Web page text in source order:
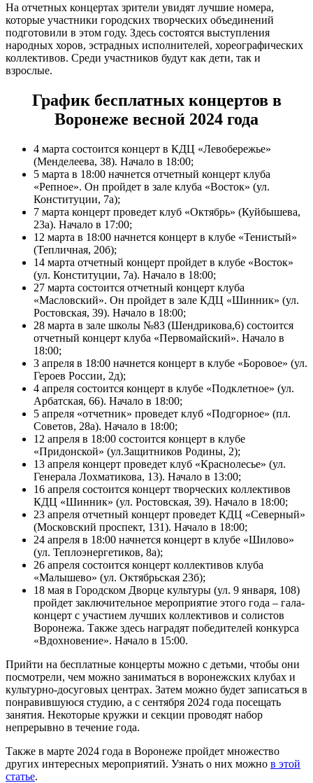
На отчетных концертах зрители увидят лучшие номера,
которые участники городских творческих объединений
подготовили в этом году. Здесь состоятся выступления
народных хоров, эстрадных исполнителей, хореографических
коллективов. Среди участников будут как дети, так и
взрослые.
График бесплатных концертов в
Воронеже весной 2024 года
4 марта состоится концерт в КДЦ «Левобережье»
(Менделеева, 38). Начало в 18:00;
5 марта в 18:00 начнется отчетный концерт клуба
«Репное». Он пройдет в зале клуба «Восток» (ул.
Конституции, 7а);
7 марта концерт проведет клуб «Октябрь» (Куйбышева,
23а). Начало в 17:00;
12 марта в 18:00 начнется концерт в клубе «Тенистый»
(Тепличная, 20б);
14 марта отчетный концерт пройдет в клубе «Восток»
(ул. Конституции, 7а). Начало в 18:00;
27 марта состоится отчетный концерт клуба
«Масловский». Он пройдет в зале КДЦ «Шинник» (ул.
Ростовская, 39). Начало в 18:00;
28 марта в зале школы №83 (Шендрикова,6) состоится
отчетный концерт клуба «Первомайский». Начало в
18:00;
3 апреля в 18:00 начнется концерт в клубе «Боровое» (ул.
Героев России, 2д);
4 апреля состоится концерт в клубе «Подклетное» (ул.
Арбатская, 66). Начало в 18:00;
5 апреля «отчетник» проведет клуб «Подгорное» (пл.
Советов, 28а). Начало в 18:00;
12 апреля в 18:00 состоится концерт в клубе
«Придонской» (ул.Защитников Родины, 2);
13 апреля концерт проведет клуб «Краснолесье» (ул.
Генерала Лохматикова, 13). Начало в 13:00;
16 апреля состоится концерт творческих коллективов
КДЦ «Шинник» (ул. Ростовская, 39). Начало в 18:00;
23 апреля отчетный концерт проведет КДЦ «Северный»
(Московский проспект, 131). Начало в 18:00;
24 апреля в 18:00 начнется концерт в клубе «Шилово»
(ул. Теплоэнергетиков, 8а);
26 апреля состоится концерт коллективов клуба
«Малышево» (ул. Октябрьская 23б);
18 мая в Городском Дворце культуры (ул. 9 января, 108)
пройдет заключительное мероприятие этого года – гала-
концерт с участием лучших коллективов и солистов
Воронежа. Также здесь наградят победителей конкурса
«Вдохновение». Начало в 15:00.
Прийти на бесплатные концерты можно с детьми, чтобы они
посмотрели, чем можно заниматься в воронежских клубах и
культурно-досуговых центрах. Затем можно будет записаться в
понравившуюся студию, а с сентября 2024 года посещать
занятия. Некоторые кружки и секции проводят набор
непрерывно в течение года.
Также в марте 2024 года в Воронеже пройдет множество
других интересных мероприятий. Узнать о них можно в этой
статье.